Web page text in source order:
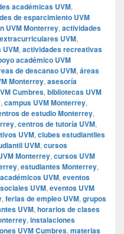
académicas UVM,
de esparcimiento UVM
UVM Monterrey, actividades
UVM,
UVM, actividades recreativas
académico UVM
de descanso UVM, áreas
Monterrey, asesoría
Cumbres, bibliotecas UVM
, campus UVM Monterrey,
de estudio Monterrey,
, centros de tutoría UVM,
UVM, clubes estudiantiles
UVM, cursos
Monterrey, cursos UVM
, estudiantes Monterrey,
UVM, eventos
UVM, eventos UVM
, ferias de empleo UVM, grupos
UVM, horarios de clases
, instalaciones
UVM Cumbres, materias